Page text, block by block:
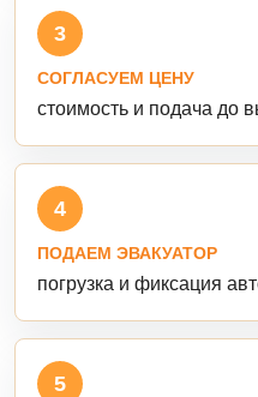
3
СОГЛАСУЕМ ЦЕНУ
стоимость и подача до
4
ПОДАЕМ ЭВАКУАТОР
погрузка и фиксация
5